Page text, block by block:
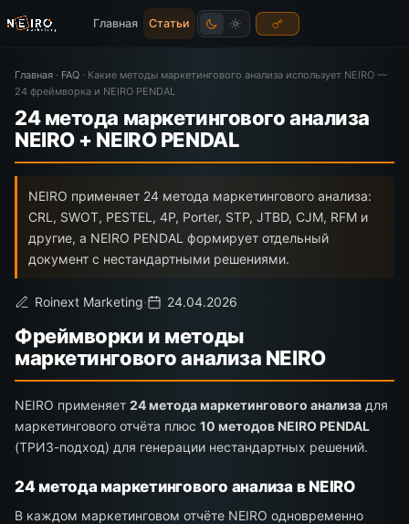
Главная Статьи
Главная · FAQ · Какие методы маркетингового анализа использует NEIRO —
24 фреймворка и NEIRO PENDAL
24 метода маркетингового анализа
NEIRO + NEIRO PENDAL
NEIRO применяет 24 метода маркетингового анализа:
CRL, SWOT, PESTEL, 4P, Porter, STP, JTBD, CJM, RFM и
другие, а NEIRO PENDAL формирует отдельный
документ с нестандартными решениями.
Roinext Marketing· 24.04.2026
Фреймворки и методы
маркетингового анализа NEIRO
NEIRO применяет 24 метода маркетингового анализа для
маркетингового отчёта плюс 10 методов NEIRO PENDAL
(ТРИЗ-подход) для генерации нестандартных решений.
24 метода маркетингового анализа в NEIRO
В каждом маркетинговом отчёте NEIRO одновременно